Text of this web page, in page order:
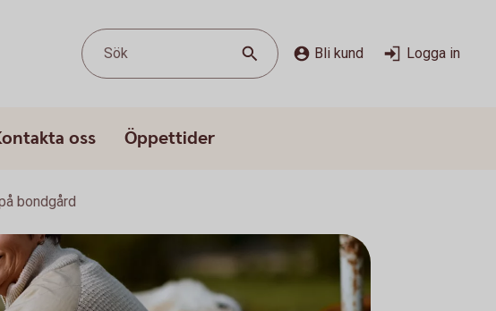
Sök Bli kund Logga in
oss Öppettider
bondgård